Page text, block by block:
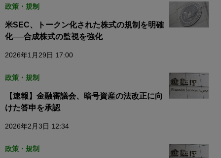
政策・規制
米SEC、トークン化された株式の規制を明確
化──合成株式の監視を強化
2026年1月29日 17:00
政策・規制
【速報】金融審議会、暗号資産の法改正に向
けた答申を承認
2026年2月3日 12:34
政策・規制